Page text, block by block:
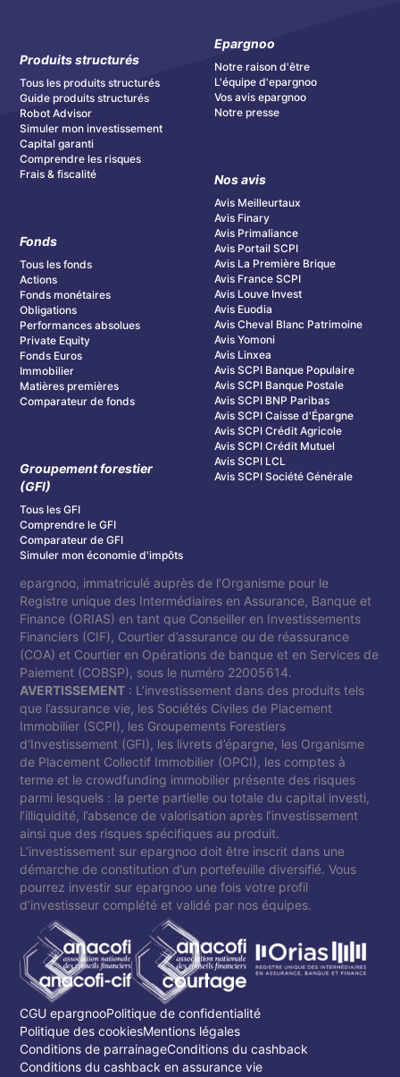
Produits structurés
Tous les produits structurés
Guide produits structurés
Robot Advisor
Simuler mon investissement
Capital garanti
Comprendre les risques
Frais & fiscalité
Fonds
Tous les fonds
Actions
Fonds monétaires
Obligations
Performances absolues
Private Equity
Fonds Euros
Immobilier
Matières premières
Comparateur de fonds
Groupement forestier
(GFI)
Tous les GFI
Comprendre le GFI
Comparateur de GFI
Simuler mon économie d'impôts
Epargnoo
Notre raison d'être
L'équipe d'epargnoo
Vos avis epargnoo
Notre presse
Nos avis
Avis Meilleurtaux
Avis Finary
Avis Primaliance
Avis Portail SCPI
Avis La Première Brique
Avis France SCPI
Avis Louve Invest
Avis Euodia
Avis Cheval Blanc Patrimoine
Avis Yomoni
Avis Linxea
Avis SCPI Banque Populaire
Avis SCPI Banque Postale
Avis SCPI BNP Paribas
Avis SCPI Caisse d'Épargne
Avis SCPI Crédit Agricole
Avis SCPI Crédit Mutuel
Avis SCPI LCL
Avis SCPI Société Générale
epargnoo, immatriculé auprès de l’Organisme pour le
Registre unique des Intermédiaires en Assurance, Banque et
Finance (ORIAS) en tant que Conseiller en Investissements
Financiers (CIF), Courtier d’assurance ou de réassurance
(COA) et Courtier en Opérations de banque et en Services de
Paiement (COBSP), sous le numéro 22005614.
AVERTISSEMENT : L’investissement dans des produits tels
que l’assurance vie, les Sociétés Civiles de Placement
Immobilier (SCPI), les Groupements Forestiers
d'Investissement (GFI), les livrets d’épargne, les Organisme
de Placement Collectif Immobilier (OPCI), les comptes à
terme et le crowdfunding immobilier présente des risques
parmi lesquels : la perte partielle ou totale du capital investi,
l’illiquidité, l’absence de valorisation après l’investissement
ainsi que des risques spécifiques au produit.
L’investissement sur epargnoo doit être inscrit dans une
démarche de constitution d’un portefeuille diversifié. Vous
pourrez investir sur epargnoo une fois votre profil
d’investisseur complété et validé par nos équipes.
CGU epargnooPolitique de confidentialité
Politique des cookiesMentions légales
Conditions de parrainageConditions du cashback
Conditions du cashback en assurance vie